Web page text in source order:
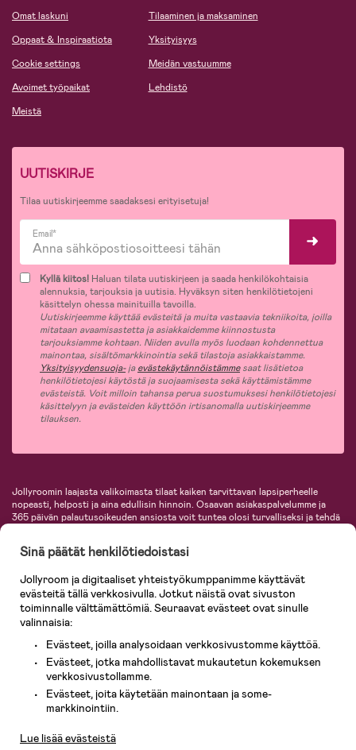
Omat laskuni
Oppaat & Inspiraatiota
Cookie settings
Avoimet työpaikat
Meistä
Tilaaminen ja maksaminen
Yksityisyys
Meidän vastuumme
Lehdistö
UUTISKIRJE
Tilaa uutiskirjeemme saadaksesi erityisetuja!
Email*
Kyllä kiitos! Haluan tilata uutiskirjeen ja saada henkilökohtaisia
alennuksia, tarjouksia ja uutisia. Hyväksyn siten henkilötietojeni
käsittelyn ohessa mainituilla tavoilla.
Uutiskirjeemme käyttää evästeitä ja muita vastaavia tekniikoita, joilla
mitataan avaamisastetta ja asiakkaidemme kiinnostusta
tarjouksiamme kohtaan. Niiden avulla myös luodaan kohdennettua
mainontaa, sisältömarkkinointia sekä tilastoja asiakkaistamme.
Yksityisyydensuoja-jaevästekäytännöistämmesaat lisätietoa
henkilötietojesi käytöstä ja suojaamisesta sekä käyttämistämme
evästeistä. Voit milloin tahansa perua suostumuksesi henkilötietojesi
käsittelyyn ja evästeiden käyttöön irtisanomalla uutiskirjeemme
tilauksen.
Jollyroomin laajasta valikoimasta tilaat kaiken tarvittavan lapsiperheelle
nopeasti, helposti ja aina edullisin hinnoin. Osaavan asiakaspalvelumme ja
365 päivän palautusoikeuden ansiosta voit tuntea olosi turvalliseksi ja tehdä
lastentarvikkeita sekä paljon muuta. Meiltä löydät lukuisia tunnettuja
KidKraft, Ergobaby, Philips Avent, Neonate, Cybex, LEGO ja monia muita!
Tervetuloa shoppailemaan Pohjoismaiden suurimpaan lastentarvikkeiden
verkkokauppaan!
Sinä päätät henkilötiedoistasi
Jollyroom ja digitaaliset yhteistyökumppanimme käyttävät
evästeitä tällä verkkosivulla. Jotkut näistä ovat sivuston
toiminnalle välttämättömiä. Seuraavat evästeet ovat sinulle
valinnaisia:
Evästeet, joilla analysoidaan verkkosivustomme käyttöä.
Evästeet, jotka mahdollistavat mukautetun kokemuksen
verkkosivustollamme.
Evästeet, joita käytetään mainontaan ja some-
markkinointiin.
Lue lisää evästeistä